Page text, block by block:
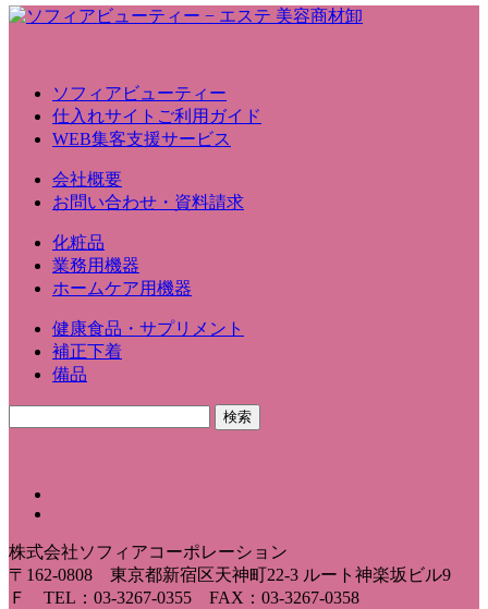
ソフィアビューティー
仕入れサイトご利用ガイド
WEB集客支援サービス
会社概要
お問い合わせ・資料請求
化粧品
業務用機器
ホームケア用機器
健康食品・サプリメント
補正下着
備品
株式会社ソフィアコーポレーション
〒162-0808 東京都新宿区天神町22-3 ルート神楽坂ビル9
Ｆ TEL：03-3267-0355 FAX：03-3267-0358